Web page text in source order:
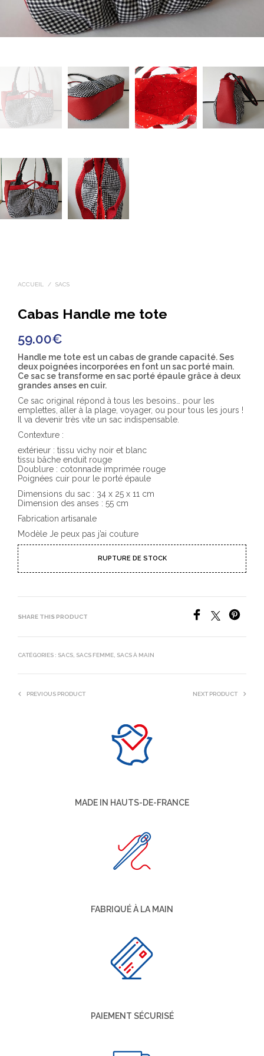
ACCUEIL / SACS
Cabas Handle me tote
59.00€
Handle me tote est un cabas de grande capacité. Ses
deux poignées incorporées en font un sac porté main.
Ce sac se transforme en sac porté épaule grâce à deux
grandes anses en cuir.
Ce sac original répond à tous les besoins… pour les
emplettes, aller à la plage, voyager, ou pour tous les jours !
Il va devenir très vite un sac indispensable.
Contexture :
extérieur : tissu vichy noir et blanc
tissu bâche enduit rouge
Doublure : cotonnade imprimée rouge
Poignées cuir pour le porté épaule
Dimensions du sac : 34 x 25 x 11 cm
Dimension des anses : 55 cm
Fabrication artisanale
Modèle Je peux pas j’ai couture
RUPTURE DE STOCK
SHARE THIS PRODUCT
CATÉGORIES : SACS SACS FEMME SACS À MAIN
PREVIOUS PRODUCT NEXT PRODUCT
MADE IN HAUTS-DE-FRANCE
FABRIQUÉ À LA MAIN
PAIEMENT SÉCURISÉ